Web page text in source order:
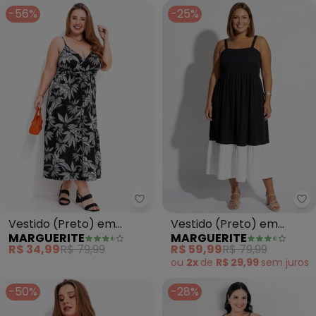
-56%
Marguerite - Vestido (Preto)
Vestido (Preto) em
Malha
MARGUERITE
R$ 34,99R$ 79,99
-25%
Vestido (Preto) em
Malha
MARGUERITE
R$ 59,99R$ 79,99
ou 2x de R$ 29,99 sem juros
-50% -28%